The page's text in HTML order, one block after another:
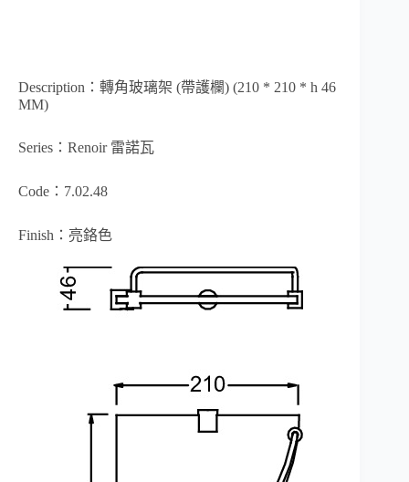
Description：轉角玻璃架 (帶護欄) (210 * 210 * h 46
MM)
Series：Renoir 雷諾瓦
Code：7.02.48
Finish：亮鉻色